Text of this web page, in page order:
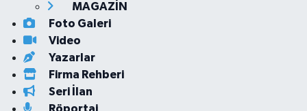
MAGAZİN
Foto Galeri
Video
Yazarlar
Firma Rehberi
Seri İlan
Röportaj